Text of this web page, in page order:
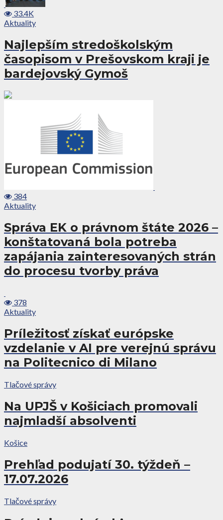
33.4K
Aktuality
Najlepším stredoškolským
časopisom v Prešovskom kraji je
bardejovský Gymoš
384
Aktuality
Správa EK o právnom štáte 2026 –
konštatovaná bola potreba
zapájania zainteresovaných strán
do procesu tvorby práva
378
Aktuality
Príležitosť získať európske
vzdelanie v AI pre verejnú správu
na Politecnico di Milano
Tlačové správy
Na UPJŠ v Košiciach promovali
najmladší absolventi
Košice
Prehľad podujatí 30. týždeň –
17.07.2026
Tlačové správy